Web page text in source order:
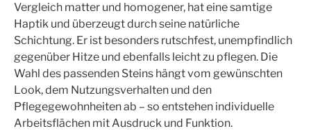
Vergleich matter und homogener, hat eine samtige
Haptik und überzeugt durch seine natürliche
Schichtung. Er ist besonders rutschfest, unempfindlich
gegenüber Hitze und ebenfalls leicht zu pflegen. Die
Wahl des passenden Steins hängt vom gewünschten
Look, dem Nutzungsverhalten und den
Pflegegewohnheiten ab – so entstehen individuelle
Arbeitsflächen mit Ausdruck und Funktion.